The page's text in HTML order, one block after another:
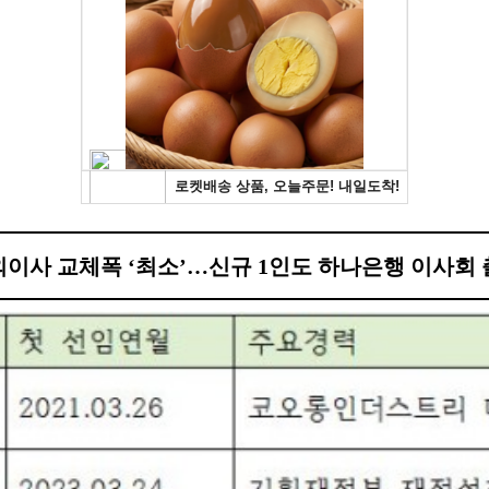
이사 교체폭 ‘최소’…신규 1인도 하나은행 이사회